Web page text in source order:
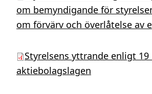
om bemyndigande för
om förvärv och överlåtelse av
Styrelsens yttrande enligt 19
aktiebolagslagen